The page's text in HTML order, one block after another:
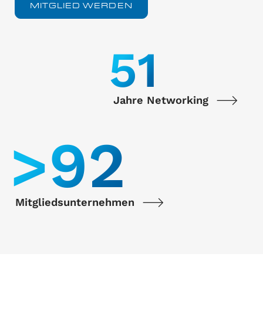
MITGLIED WERDEN
55
Jahre Networking
>100
Mitgliedsunternehmen